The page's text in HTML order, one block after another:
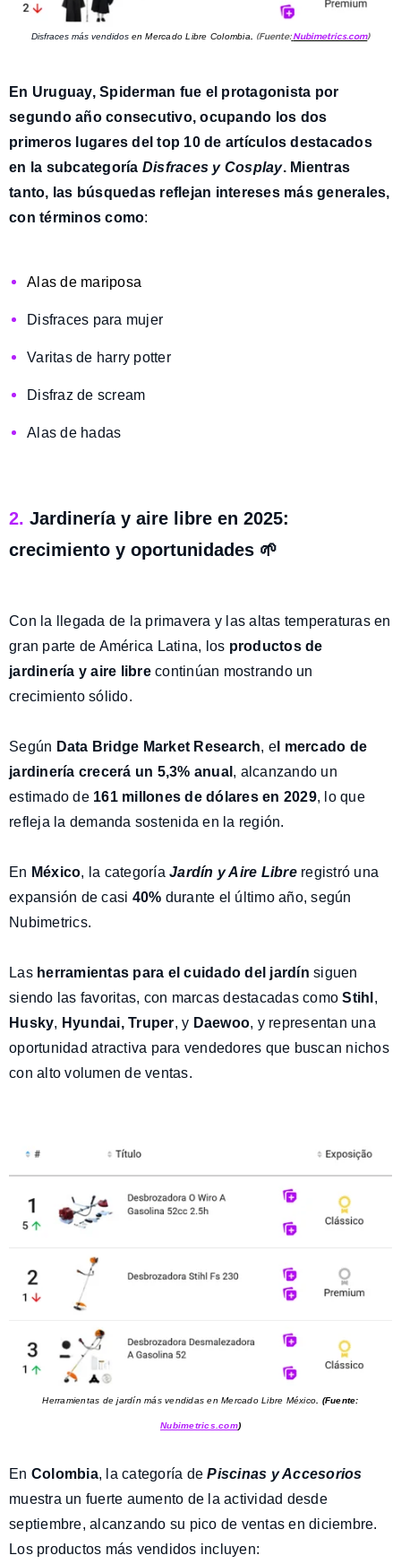
Disfraces más vendidos en Mercado Libre Colombia (Fuente: Nubimetrics.com)
En Uruguay, Spiderman fue el protagonista por
segundo año consecutivo, ocupando los dos
primeros lugares del top 10 de artículos destacados
en la subcategoría Disfraces y Cosplay. Mientras
tanto, las búsquedas reflejan intereses más generales,
con términos como:
Alas de mariposa
Disfraces para mujer
Varitas de harry potter
Disfraz de scream
Alas de hadas
2. Jardinería y aire libre en 2025:
crecimiento y oportunidades 🌱
Con la llegada de la primavera y las altas temperaturasen
gran parte de América Latina, los productos de
jardinería y aire librecontinúan mostrando un
crecimiento sólido.
Según Data Bridge Market Research, e l mercado de
jardinería crecerá un 5,3% anual , alcanzando un
estimado de 161 millones de dólares en 2029, lo que
refleja la demanda sostenida en la región.
En México, la categoría Jardín y Aire Libre registró una
expansión de casi 40% durante el último año, según
Nubimetrics.
Lasherramientas para el cuidado del jardín siguen
siendo las favoritas, con marcas destacadas comoStihl ,
Husky, Hyundai, Truper, y Daewoo, y representan una
oportunidad atractiva para vendedores que buscan nichos
con alto volumen de ventas.
Herramientas de jardín más vendidas en Mercado Libre México (Fuente:
Nubimetrics.com)
En Colombia, la categoría de Piscinas y Accesorios
muestra un fuerte aumento de la actividad desde
septiembre, alcanzando su pico de ventas en diciembre.
Los productos más vendidos incluyen: